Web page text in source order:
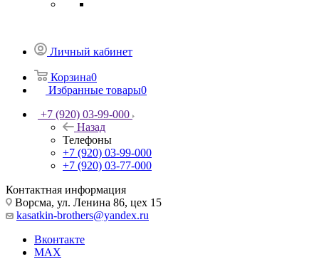
Личный кабинет
Корзина0
Избранные товары0
+7 (920) 03-99-000
Назад
Телефоны
+7 (920) 03-99-000
+7 (920) 03-77-000
Контактная информация
Ворсма, ул. Ленина 86, цех 15
kasatkin-brothers@yandex.ru
Вконтакте
MAX